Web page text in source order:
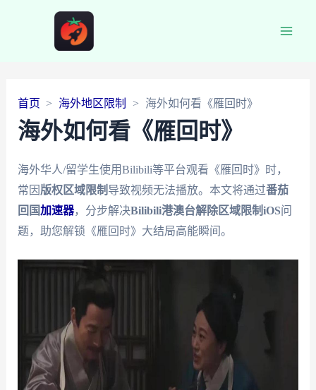
首页 海外地区限制 海外如何看《雁回时》
海外如何看《雁回时》
海外华人/留学生使用Bilibili等平台观看《雁回时》时，
常因 版权区域限制 导致视频无法播放。本文将通过番茄
回国加速器，分步解决Bilibili港澳台解除区域限制iOS问
题，助您解锁《雁回时》大结局高能瞬间。